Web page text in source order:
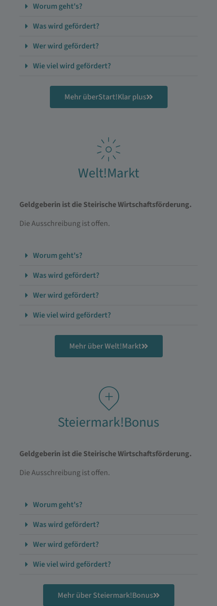
Worum geht's?
Was wird gefördert?
Wer wird gefördert?
Wie viel wird gefördert?
Mehr überStart!Klar plus
Welt!Markt
Geldgeberin ist die Steirische Wirtschaftsförderung.
Die Ausschreibung ist offen.
Worum geht's?
Was wird gefördert?
Wer wird gefördert?
Wie viel wird gefördert?
Mehr über Welt!Markt
Steiermark!Bonus
Geldgeberin ist die Steirische Wirtschaftsförderung.
Die Ausschreibung ist offen.
Worum geht's?
Was wird gefördert?
Wer wird gefördert?
Wie viel wird gefördert?
Mehr über Steiermark!Bonus